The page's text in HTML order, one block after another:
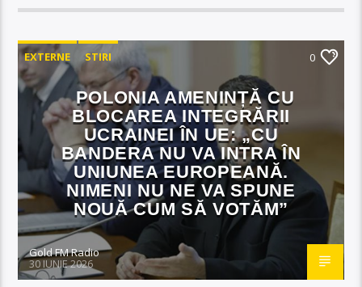
EXTERNE STIRI 0
POLONIA AMENINȚĂ CU
BLOCAREA INTEGRĂRII
UCRAINEI ÎN UE: „CU
BANDERA NU VA INTRA ÎN
UNIUNEA EUROPEANĂ.
NIMENI NU NE VA SPUNE
NOUĂ CUM SĂ VOTĂM”
Gold FM Radio
30 IUNIE 2026